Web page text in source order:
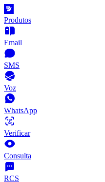
Produtos
Email
SMS
Voz
WhatsApp
Verificar
Consulta
RCS